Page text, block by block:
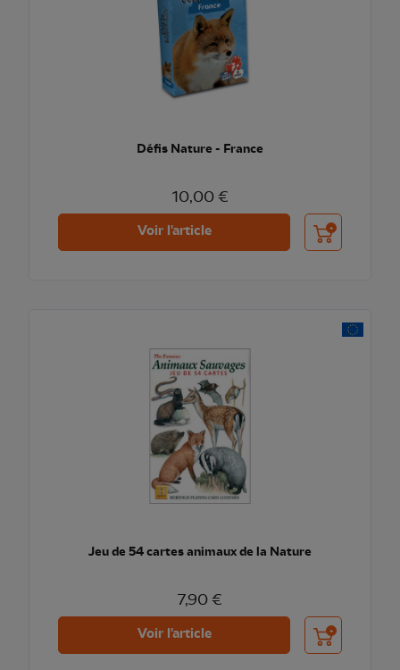
Défis Nature - France
10,00 €
Voir l'article Ajouter au
Jeu de 54 cartes animaux de la Nature
7,90 €
Voir l'article Ajouter au